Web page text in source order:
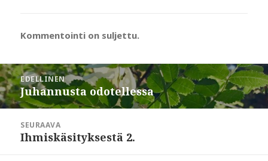
Kommentointi on suljettu.
Artikkelien
selaus
EDELLINEN
Edellinen
artikkeli:
Juhannusta odotellessa
SEURAAVA
Seuraava
Ihmiskäsityksestä 2.